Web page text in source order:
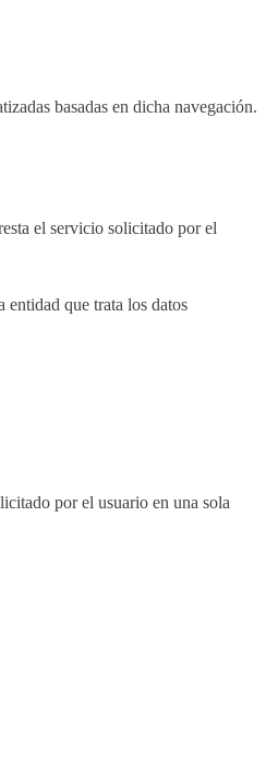
basadas en dicha navegación.
el servicio solicitado por el
entidad que trata los datos
por el usuario en una sola